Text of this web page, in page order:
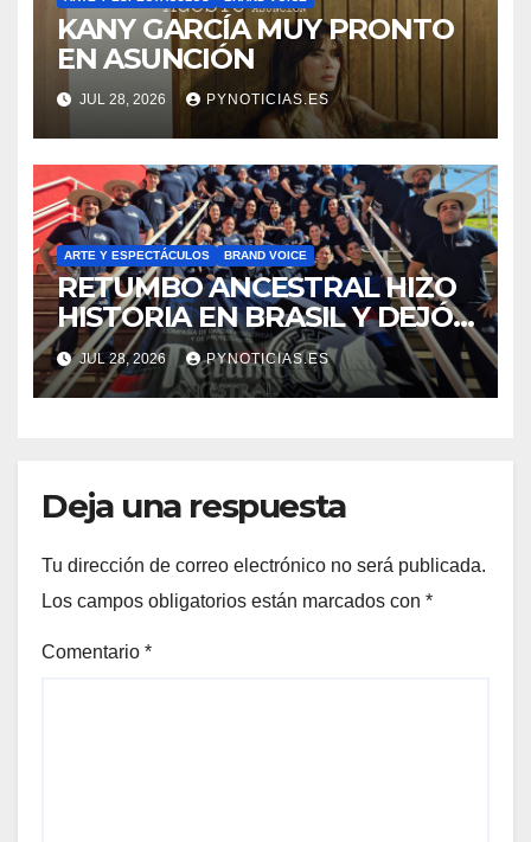
KANY GARCÍA MUY PRONTO
EN ASUNCIÓN
JUL 28, 2026 PYNOTICIAS.ES
ARTE Y ESPECTÁCULOS BRAND VOICE
RETUMBO ANCESTRAL HIZO
HISTORIA EN BRASIL Y DEJÓ
EN ALTO AL PARAGUAY
JUL 28, 2026 PYNOTICIAS.ES
Deja una respuesta
Tu dirección de correo electrónico no será publicada.
Los campos obligatorios están marcados con *
Comentario *